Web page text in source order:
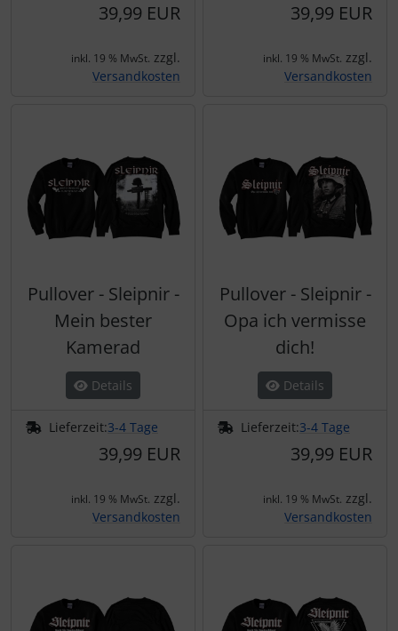
39,99 EUR
inkl. 19 % MwSt. zzgl.
Versandkosten
39,99 EUR
inkl. 19 % MwSt. zzgl.
Versandkosten
Pullover - Sleipnir -
Mein bester
Kamerad
Details
Lieferzeit:3-4 Tage
39,99 EUR
inkl. 19 % MwSt. zzgl.
Versandkosten
Pullover - Sleipnir -
Opa ich vermisse
dich!
Details
Lieferzeit:3-4 Tage
39,99 EUR
inkl. 19 % MwSt. zzgl.
Versandkosten